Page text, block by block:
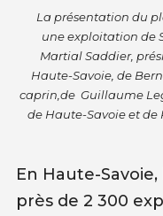
La présentation du
une exploitation de
Martial Saddier,
Haute-Savoie, de
caprin,de Guillaume
de Haute-Savoie et de
En Haute-
près de 2 300